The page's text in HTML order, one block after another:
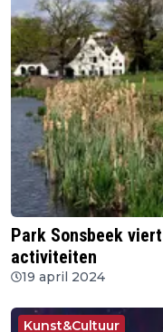
Park Sonsbeek
activiteiten
19 april 2024
Kunst&Cultuur